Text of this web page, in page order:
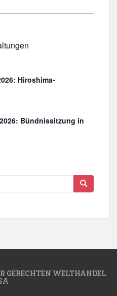
Hiroshima-
Bündnissitzung in
GERECHTEN WELTHANDEL